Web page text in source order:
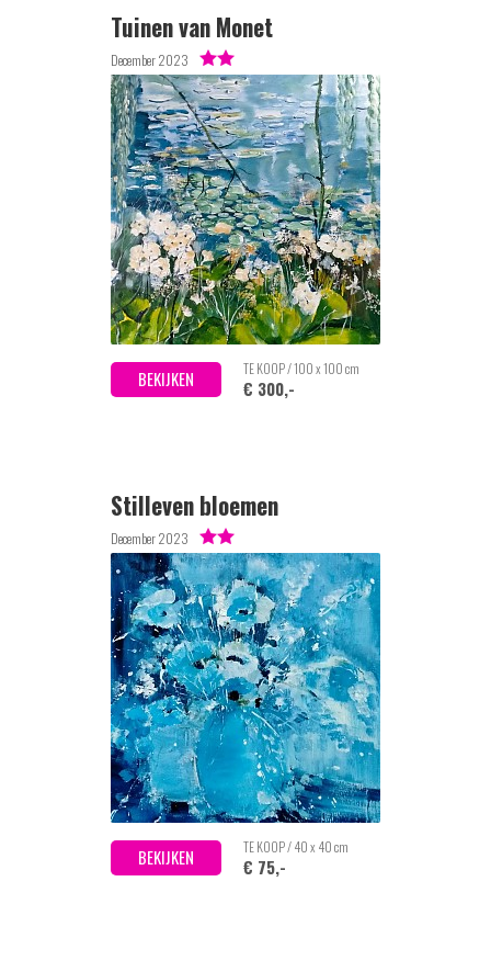
Tuinen van Monet
December 2023
BEKIJKEN TE KOOP / 100 x 100 cm
€ 300,-
Stilleven bloemen
December 2023
BEKIJKEN TE KOOP / 40 x 40 cm
€ 75,-